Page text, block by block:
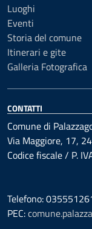
Luoghi
Eventi
Storia del comune
Itinerari e gite
Galleria Fotografica
CONTATTI
Comune di
Via Maggiore, 17,
Codice fiscale / P.
Telefono:
PEC: